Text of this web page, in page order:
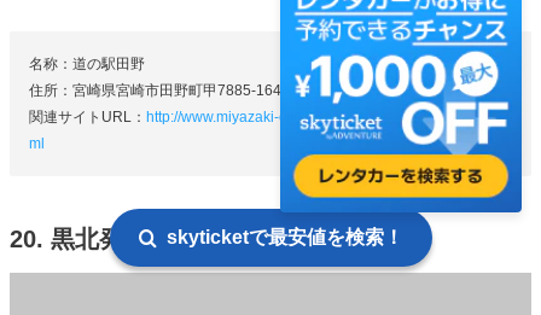
名称：道の駅田野
住所：宮崎県宮崎市田野町甲7885-164
関連サイトURL： http://www.miyazaki-city.tourism.or.jp/tourism/spot/61.ht
ml
20. 黒北発電所skyticketで最安値を検索！